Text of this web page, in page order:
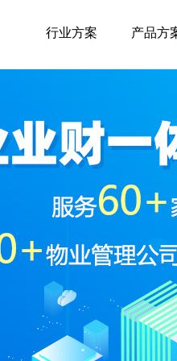
行业方案 产品方